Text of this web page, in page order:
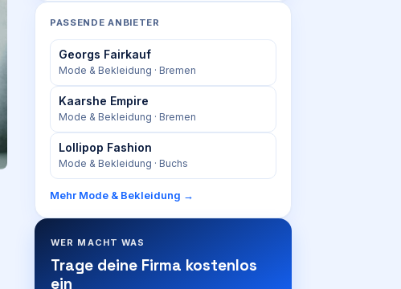
PASSENDE ANBIETER
Georgs Fairkauf
Mode & Bekleidung · Bremen
Kaarshe Empire
Mode & Bekleidung · Bremen
Lollipop Fashion
Mode & Bekleidung · Buchs
Mehr Mode & Bekleidung →
WER MACHT WAS
Trage deine Firma kostenlos
ein